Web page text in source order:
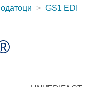
GS1 EDI